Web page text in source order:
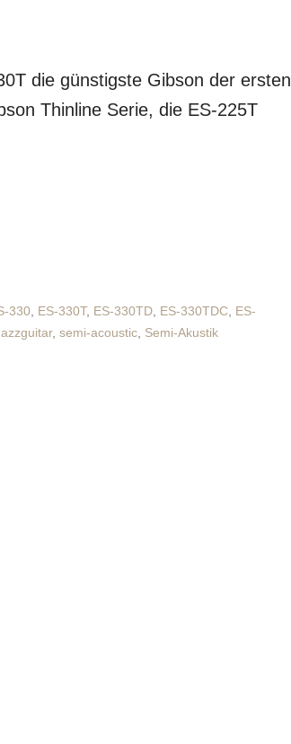
die günstigste Gibson der ersten
Thinline Serie, die ES-225T
330 ES-330T, ES-330TD ES-330TDC ES-
, semi-acoustic Semi-Akustik